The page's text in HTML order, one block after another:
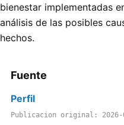
bienestar implementadas
análisis de las posibles
hechos.
Fuente
Perfil
Publicacion original: 2026-